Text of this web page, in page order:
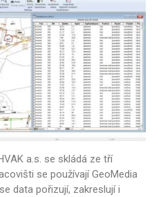
a.s. se skládá ze tří
se používají GeoMedia
data pořizují, zakreslují i